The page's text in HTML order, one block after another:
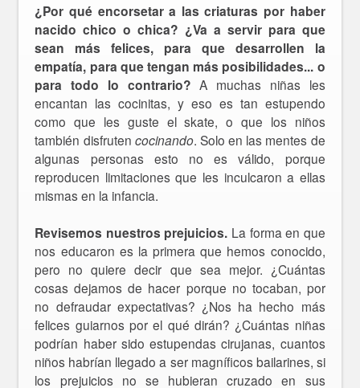
¿Por qué encorsetar a las criaturas por haber
nacido chico o chica? ¿Va a servir para que
sean más felices, para que desarrollen la
empatía, para que tengan más posibilidades... o
para todo lo contrario?A muchas niñas les
encantan las cocinitas, y eso es tan estupendo
como que les guste el skate, o que los niños
también disfruten cocinando. Solo en las mentes de
algunas personas esto no es válido, porque
reproducen limitaciones que les inculcaron a ellas
mismas en la infancia.
Revisemos nuestros prejuicios. La forma en que
nos educaron es la primera que hemos conocido,
pero no quiere decir que sea mejor. ¿Cuántas
cosas dejamos de hacer porque no tocaban, por
no defraudar expectativas? ¿Nos ha hecho más
felices guiarnos por el qué dirán? ¿Cuántas niñas
podrían haber sido estupendas cirujanas, cuantos
niños habrían llegado a ser magníficos bailarines, si
los prejuicios no se hubieran cruzado en sus